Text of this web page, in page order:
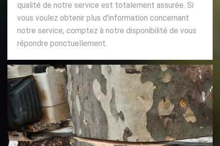
qualité de notre service est totalement assurée. Si
vous voulez obtenir plus d’information concernant
notre service, comptez à notre disponibilité de vous
répondre ponctuellement.